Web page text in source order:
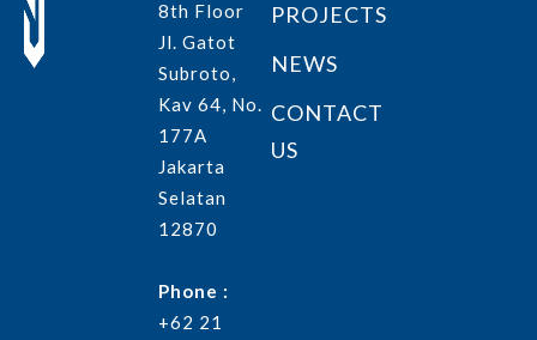
8th Floor
Jl. Gatot
Subroto,
Kav 64, No.
177A
Jakarta
Selatan
12870
Phone :
+62 21
PROJECTS
NEWS
CONTACT
US